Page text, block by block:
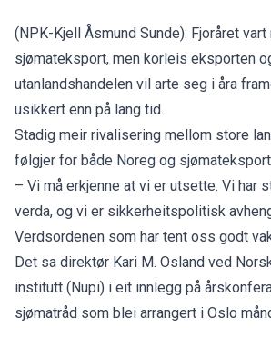
(NPK-Kjell Åsmund Sunde): Fjoråret vart
sjømateksport, men korleis eksporten
utanlandshandelen vil arte seg i åra
usikkert enn på lang tid.
Stadig meir rivalisering mellom store
følgjer for både Noreg og
– Vi må erkjenne at vi er utsette. Vi har
verda, og vi er sikkerheitspolitisk
Verdsordenen som har tent oss godt
Det sa direktør Kari M. Osland ved
institutt (Nupi) i eit innlegg på
sjømatråd som blei arrangert i Oslo